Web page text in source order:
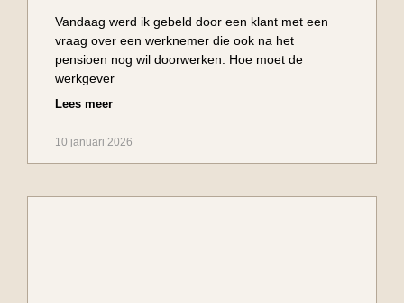
Vandaag werd ik gebeld door een klant met een
vraag over een werknemer die ook na het
pensioen nog wil doorwerken. Hoe moet de
werkgever
Lees meer
10 januari 2026